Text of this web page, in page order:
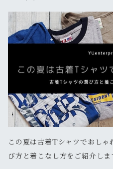
新品
この夏は古着Tシャツでおし
び方と着こなし方をご紹介しま